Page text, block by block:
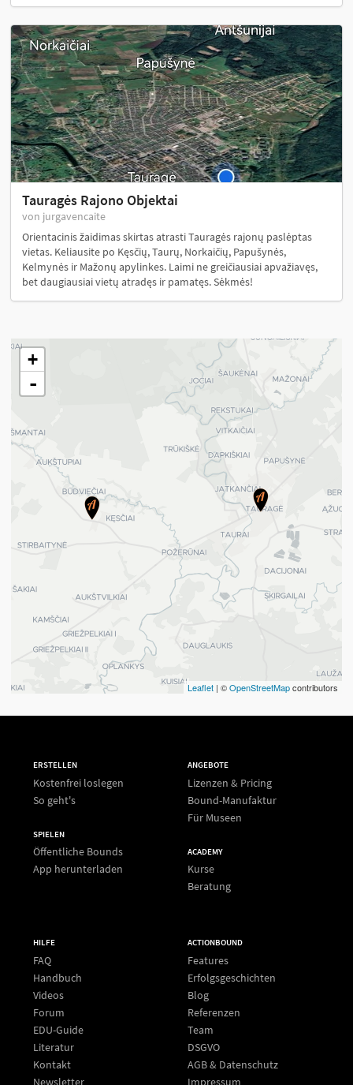
Tauragės Rajono Objektai
von jurgavencaite
Orientacinis žaidimas skirtas atrasti Tauragės rajonų paslėptas
vietas. Keliausite po Kęsčių, Taurų, Norkaičių, Papušynės,
Kelmynės ir Mažonų apylinkes. Laimi ne greičiausiai apvažiavęs,
bet daugiausiai vietų atradęs ir pamatęs. Sėkmės!
+
-
Leaflet | ©OpenStreetMapcontributors
ERSTELLEN
Kostenfrei loslegen
So geht's
SPIELEN
Öffentliche Bounds
App herunterladen
ANGEBOTE
Lizenzen & Pricing
Bound-Manufaktur
Für Museen
ACADEMY
Kurse
Beratung
HILFE
FAQ
Handbuch
Videos
Forum
EDU-Guide
Literatur
Kontakt
Newsletter
ACTIONBOUND
Features
Erfolgsgeschichten
Blog
Referenzen
Team
DSGVO
AGB & Datenschutz
Impressum